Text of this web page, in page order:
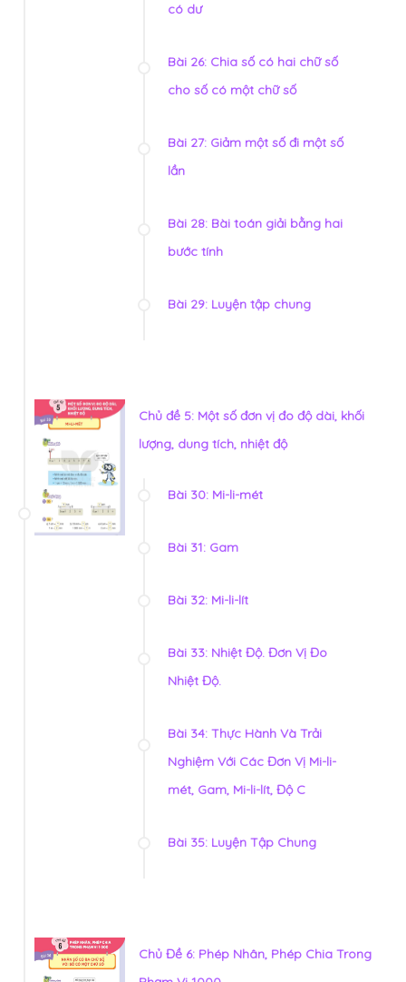
có dư
Bài 26: Chia số có hai chữ số
cho số có một chữ số
Bài 27: Giảm một số đi một số
lần
Bài 28: Bài toán giải bằng hai
bước tính
Bài 29: Luyện tập chung
Chủ đề 5: Một số đơn vị đo độ dài, khối
lượng, dung tích, nhiệt độ
Bài 30: Mi-li-mét
Bài 31: Gam
Bài 32: Mi-li-lít
Bài 33: Nhiệt Độ. Đơn Vị Đo
Nhiệt Độ.
Bài 34: Thực Hành Và Trải
Nghiệm Với Các Đơn Vị Mi-li-
mét, Gam, Mi-li-lít, Độ C
Bài 35: Luyện Tập Chung
Chủ Đề 6: Phép Nhân, Phép Chia Trong